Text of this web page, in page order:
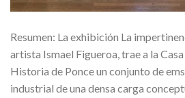
Resumen: La exhibición La
artista Ismael Figueroa, trae a la
Historia de Ponce un conjunto de
industrial de una densa carga